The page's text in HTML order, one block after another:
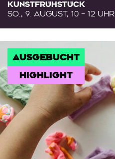
KUNSTFRÜHSTÜCK
SO., 9. AUGUST, 10 – 12 UHR
AUSGEBUCHT
HIGHLIGHT